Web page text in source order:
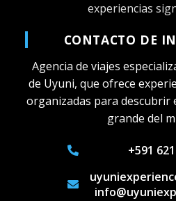
experiencias
CONTACTO DE
Agencia de viajes
de Uyuni, que ofrece
organizadas para descubrir
grande del
+591